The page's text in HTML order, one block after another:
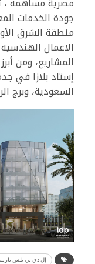
جودة الخدمات
الاعمال
المشاريع، ومن
إستاد بلازا في
السعودية، وبرج
إل دي بي بلس